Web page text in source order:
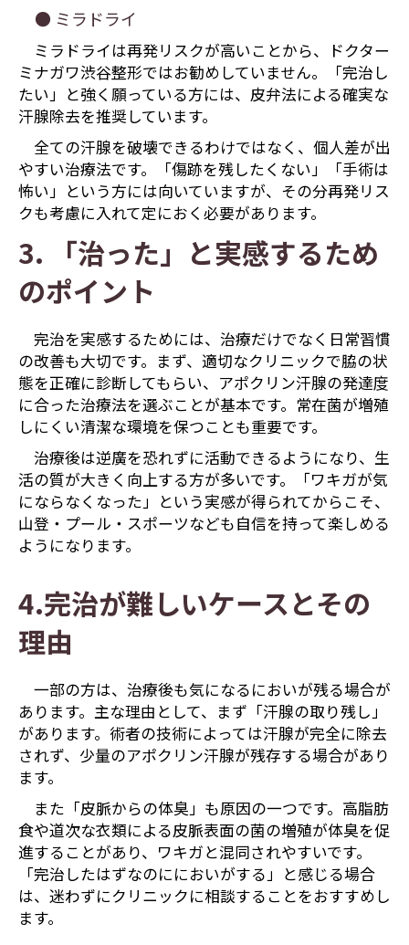
● ミラドライ
ミラドライは再発リスクが高いことから、ドクター
ミナガワ渋谷整形ではお勧めしていません。「完治し
たい」と強く願っている方には、皮弁法による確実な
汗腺除去を推奨しています。
全ての汗腺を破壊できるわけではなく、個人差が出
やすい治療法です。「傷跡を残したくない」「手術は
怖い」という方には向いていますが、その分再発リス
クも考慮に入れて定におく必要があります。
3. 「治った」と実感するため
のポイント
完治を実感するためには、治療だけでなく日常習慣
の改善も大切です。まず、適切なクリニックで脇の状
態を正確に診断してもらい、アポクリン汗腺の発達度
に合った治療法を選ぶことが基本です。常在菌が増殖
しにくい清潔な環境を保つことも重要です。
治療後は逆廣を恐れずに活動できるようになり、生
活の質が大きく向上する方が多いです。「ワキガが気
にならなくなった」という実感が得られてからこそ、
山登・プール・スポーツなども自信を持って楽しめる
ようになります。
4.完治が難しいケースとその
理由
一部の方は、治療後も気になるにおいが残る場合が
あります。主な理由として、まず「汗腺の取り残し」
があります。術者の技術によっては汗腺が完全に除去
されず、少量のアポクリン汗腺が残存する場合があり
ます。
また「皮脈からの体臭」も原因の一つです。高脂肪
食や道次な衣類による皮脈表面の菌の増殖が体臭を促
進することがあり、ワキガと混同されやすいです。
「完治したはずなのににおいがする」と感じる場合
は、迷わずにクリニックに相談することをおすすめし
ます。